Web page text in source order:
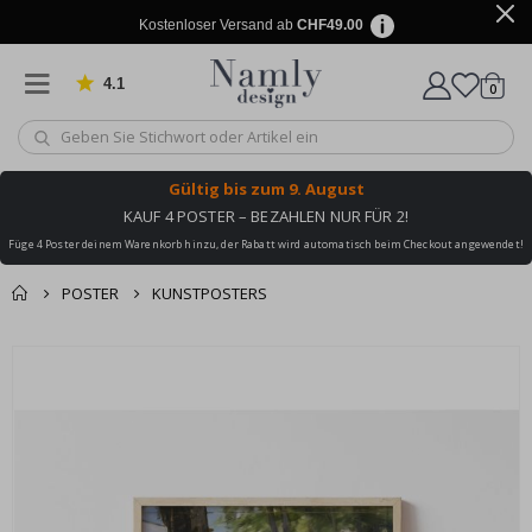
Kostenloser Versand ab CHF49.00
4.1 von 1029 Bewertungen
Wagen
0
Gültig bis zum 9. August
KAUF 4 POSTER – BEZAHLEN NUR FÜR 2!
Füge 4 Poster deinem Warenkorb hinzu, der Rabatt wird automatisch beim Checkout angewendet!
POSTER KUNSTPOSTERS